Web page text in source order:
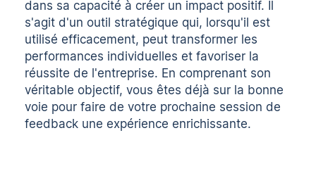
dans sa capacité à créer un impact positif. Il
s'agit d'un outil stratégique qui, lorsqu'il est
utilisé efficacement, peut transformer les
performances individuelles et favoriser la
réussite de l'entreprise. En comprenant son
véritable objectif, vous êtes déjà sur la bonne
voie pour faire de votre prochaine session de
feedback une expérience enrichissante.